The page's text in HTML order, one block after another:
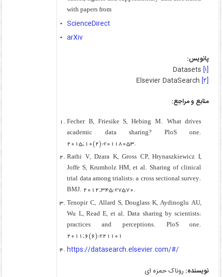
with papers from
ScienceDirect
arXiv
پانویس:
[۱] Datasets
[۲] Elsevier DataSearch
منابع و مراجع:
Fecher B, Friesike S, Hebing M. What drives
academic data sharing? PloS one.
2015;10(2):e0118053.
Rathi V, Dzara K, Gross CP, Hrynaszkiewicz I,
Joffe S, Krumholz HM, et al. Sharing of clinical
trial data among trialists: a cross sectional survey.
BMJ. 2012;345:e7570.
Tenopir C, Allard S, Douglass K, Aydinoglu AU,
Wu L, Read E, et al. Data sharing by scientists:
practices and perceptions. PloS one.
2011;6(6):e21101
https://datasearch.elsevier.com/#/
نویسنده: روناک حمزه ای